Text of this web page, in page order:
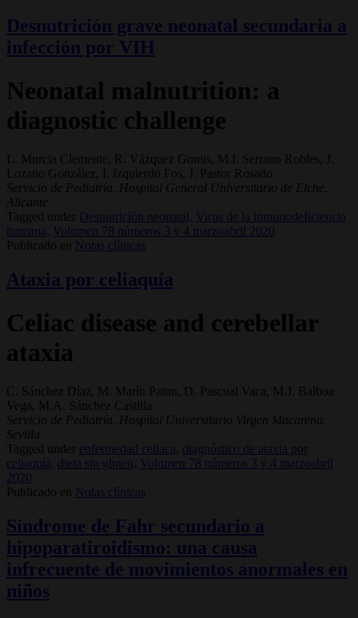
Desnutrición grave neonatal secundaria a
infección por VIH
Neonatal malnutrition: a
diagnostic challenge
L. Murcia Clemente, R. Vázquez Gomis, M.I. Serrano Robles, J.
Lozano González, I. Izquierdo Fos, J. Pastor Rosado
Servicio de Pediatría. Hospital General Universitario de Elche.
Alicante
Tagged under
Desnutrición neonatal,
Virus de la inmunodeficiencia
humana,
Volumen 78 números 3 y 4 marzoabril 2020
Publicado en
Notas clínicas
Ataxia por celiaquía
Celiac disease and cerebellar
ataxia
C. Sánchez Díaz, M. Marín Paton, D. Pascual Vaca, M.J. Balboa
Vega, M.A. Sánchez Castilla
Servicio de Pediatría. Hospital Universitario Virgen Macarena.
Sevilla
Tagged under
enfermedad celiaca, diagnóstico de ataxia por
celiaquía, dieta sin gluten,
Volumen 78 números 3 y 4 marzoabril
2020
Publicado en
Notas clínicas
Síndrome de Fahr secundario a
hipoparatiroidismo: una causa
infrecuente de movimientos anormales en
niños